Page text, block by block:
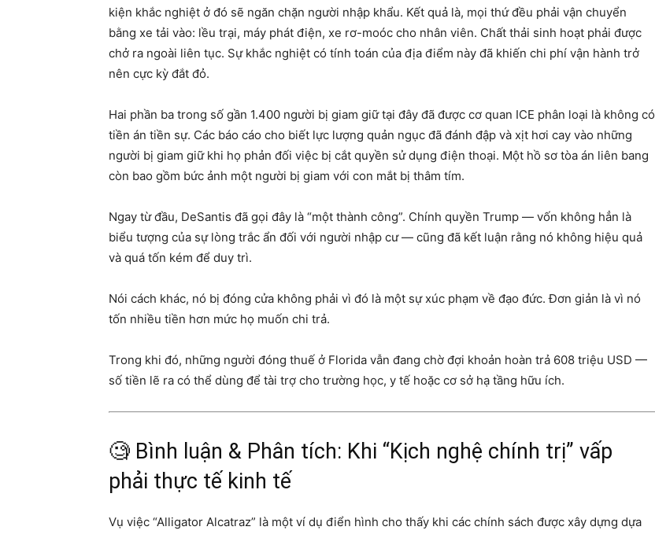
kiện khắc nghiệt ở đó sẽ ngăn chặn người nhập khẩu. Kết quả là, mọi thứ đều phải vận chuyển
bằng xe tải vào: lều trại, máy phát điện, xe rơ-moóc cho nhân viên. Chất thải sinh hoạt phải được
chở ra ngoài liên tục. Sự khắc nghiệt có tính toán của địa điểm này đã khiến chi phí vận hành trở
nên cực kỳ đắt đỏ.
Hai phần ba trong số gần 1.400 người bị giam giữ tại đây đã được cơ quan ICE phân loại là không có
tiền án tiền sự. Các báo cáo cho biết lực lượng quản ngục đã đánh đập và xịt hơi cay vào những
người bị giam giữ khi họ phản đối việc bị cắt quyền sử dụng điện thoại. Một hồ sơ tòa án liên bang
còn bao gồm bức ảnh một người bị giam với con mắt bị thâm tím.
Ngay từ đầu, DeSantis đã gọi đây là “một thành công”. Chính quyền Trump — vốn không hẳn là
biểu tượng của sự lòng trắc ẩn đối với người nhập cư — cũng đã kết luận rằng nó không hiệu quả
và quá tốn kém để duy trì.
Nói cách khác, nó bị đóng cửa không phải vì đó là một sự xúc phạm về đạo đức. Đơn giản là vì nó
tốn nhiều tiền hơn mức họ muốn chi trả.
Trong khi đó, những người đóng thuế ở Florida vẫn đang chờ đợi khoản hoàn trả 608 triệu USD —
số tiền lẽ ra có thể dùng để tài trợ cho trường học, y tế hoặc cơ sở hạ tầng hữu ích.
🧐 Bình luận & Phân tích: Khi “Kịch nghệ chính trị” vấp
phải thực tế kinh tế
Vụ việc “Alligator Alcatraz” là một ví dụ điển hình cho thấy khi các chính sách được xây dựng dựa